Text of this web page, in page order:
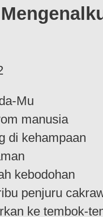
Mu
manusia
di kehampaan
kebodohan
penjuru
ke tembok-